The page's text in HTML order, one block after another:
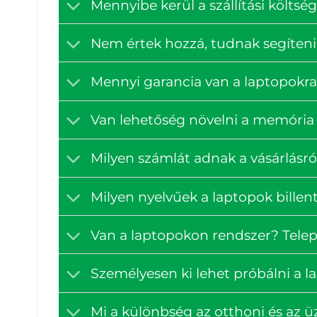
Mennyibe kerül a szállítási
Nem értek hozzá, tudnak
Mennyi garancia van a
Van lehetőség növelni a
Milyen számlát adnak a
Milyen nyelvűek a laptopok
Van a laptopokon rendszer?
Személyesen ki lehet próbálni a
Mi a különbség az otthoni és az